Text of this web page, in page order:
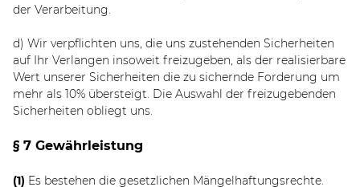
der Verarbeitung.
d) Wir verpflichten uns, die uns zustehenden Sicherheiten
auf Ihr Verlangen insoweit freizugeben, als der realisierbare
Wert unserer Sicherheiten die zu sichernde Forderung um
mehr als 10% übersteigt. Die Auswahl der freizugebenden
Sicherheiten obliegt uns.
§ 7 Gewährleistung
(1) Es bestehen die gesetzlichen Mängelhaftungsrechte.